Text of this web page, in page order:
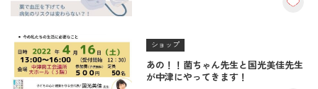
ショップ
あの！！菌ちゃん先生と国光美佳先生
が中津にやってきます！